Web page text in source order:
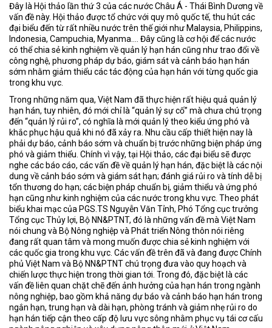
Đây là Hội thảo lần thứ 3 của các nước Châu Á - Thái Bình Dương về
vấn đề này. Hội thảo được tổ chức với quy mô quốc tế, thu hút các
đại biểu đến từ rất nhiều nước trên thế giới như Malaysia, Philippins,
Indonesia, Campuchia, Myanma…. Đây cũng là cơ hội để các nước
có thể chia sẻ kinh nghiệm về quản lý hạn hán cũng như trao đổi về
công nghệ, phương pháp dự báo, giám sát và cảnh báo hạn hán
sớm nhằm giảm thiểu các tác động của hạn hán với từng quốc gia
trong khu vực.
Trong những năm qua, Việt Nam đã thực hiện rất hiệu quả quản lý
hạn hán, tuy nhiên, đó mới chỉ là “quản lý sự cố” mà chưa chú trọng
đến “quản lý rủi ro”, có nghĩa là mới quản lý theo kiểu ứng phó và
khắc phục hậu quả khi nó đã xảy ra. Nhu cầu cấp thiết hiện nay là
phải dự báo, cảnh báo sớm và chuẩn bị trước những biện pháp ứng
phó và giảm thiểu. Chính vì vậy, tại Hội thảo, các đại biểu sẽ được
nghe các báo cáo, các vấn đề về quản lý hạn hán, đặc biệt là các nội
dung về cảnh báo sớm và giám sát hạn; đánh giá rủi ro và tính dễ bị
tổn thương do hạn; các biện pháp chuẩn bị, giảm thiểu và ứng phó
hạn cũng như kinh nghiệm của các nước trong khu vực. Theo phát
biểu khai mạc của PGS.TS Nguyễn Văn Tỉnh, Phó Tổng cục trưởng
Tổng cục Thủy lợi, Bộ NN&PTNT, đó là những vấn đề mà Việt Nam
nói chung và Bộ Nông nghiệp và Phát triển Nông thôn nói riêng
đang rất quan tâm và mong muốn được chia sẻ kinh nghiệm với
các quốc gia trong khu vực. Các vấn đề trên đã và đang được Chính
phủ Việt Nam và Bộ NN&PTNT chú trọng đưa vào quy hoạch và
chiến lược thực hiện trong thời gian tới. Trong đó, đặc biệt là các
vấn đề liên quan chặt chẽ đến ảnh hưởng của hạn hán trong ngành
nông nghiệp, bao gồm khả năng dự báo và cảnh báo hạn hán trong
ngắn hạn, trung hạn và dài hạn, phòng tránh và giảm nhẹ rủi ro do
hạn hán tiếp cận theo cấp độ lưu vực sông nhằm phục vụ tái cơ cấu